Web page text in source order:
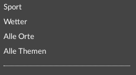
Sport
Wetter
Alle Orte
Alle Themen